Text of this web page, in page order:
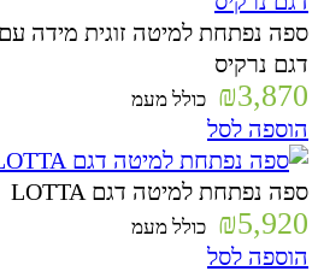
דגם נרקיס
₪3,870 כולל מעמ
הוספה לסל
ספה נפתחת למיטה דגם LOTTA
₪5,920 כולל מעמ
הוספה לסל